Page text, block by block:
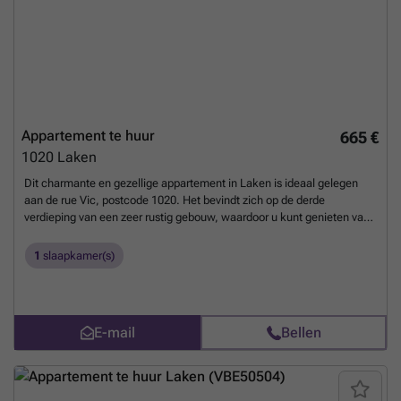
665 €
Appartement te huur
1020 Laken
Dit charmante en gezellige appartement in Laken is ideaal gelegen
aan de rue Vic, postcode 1020. Het bevindt zich op de derde
verdieping van een zeer rustig gebouw, waardoor u kunt genieten van
efficiënt gebruik van de ruimte en beschikt over een comfortabel
€120. Voor de huurwaarborg dient een bedrag van €1.500 te worden
voorzien. De nabijheid van het Bockstaelplein biedt gemakkelijke
toegang tot diverse winkels en openbaar vervoersmogelijkheden,
waaronder trein, tram, metro en busverbindingen. Een extra troef van
dit appartement is het aanwezige terras, ideaal om te genieten van de
1 slaapkamer(s)
E-mail Bellen